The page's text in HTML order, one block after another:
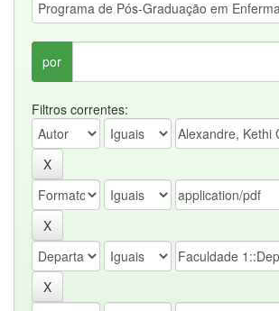
por
Filtros correntes: